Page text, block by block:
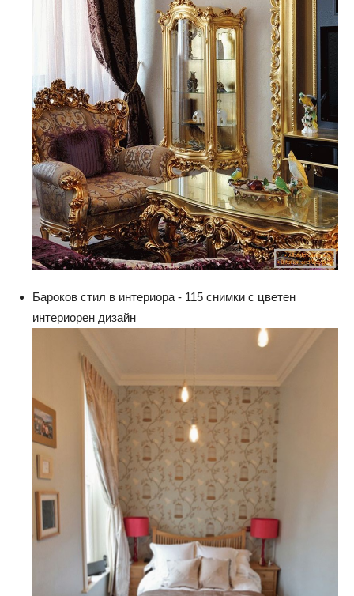
Бароков стил в интериора - 115 снимки с цветен
интериорен дизайн